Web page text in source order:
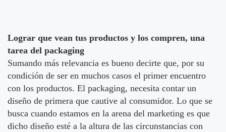
Lograr que vean tus productos y los compren, una
tarea del packaging
Sumando más relevancia es bueno decirte que, por su
condición de ser en muchos casos el primer encuentro
con los productos. El packaging, necesita contar un
diseño de primera que cautive al consumidor. Lo que se
busca cuando estamos en la arena del marketing es que
dicho diseño esté a la altura de las circunstancias con